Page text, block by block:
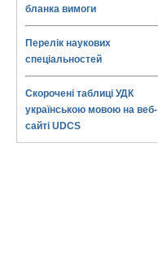
бланка вимоги
Перелік наукових
спеціальностей
Скорочені таблиці УДК
українською мовою на веб-
сайті UDCS